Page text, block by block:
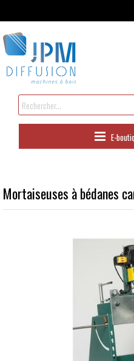
au
contenu
E-
Mortaiseuses à bédanes